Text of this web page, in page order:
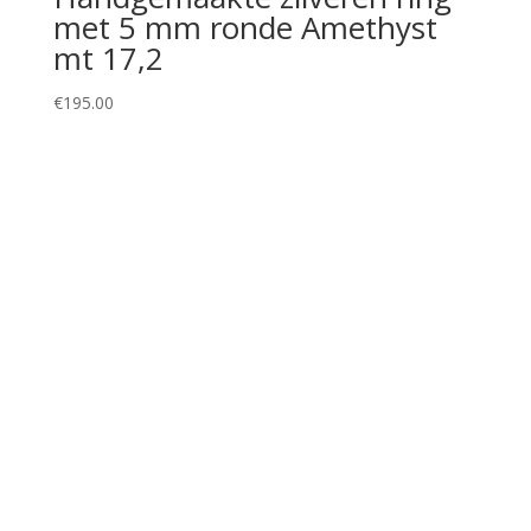
met 5 mm ronde Amethyst
mt 17,2
€195.00